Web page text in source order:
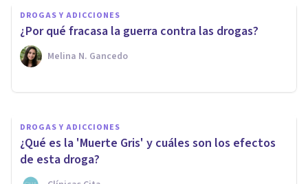
DROGAS Y ADICCIONES
¿Por qué fracasa la guerra contra las drogas?
Melina N. Gancedo
alcohol en Sevilla, sin
ingresarse
DROGAS Y ADICCIONES
¿Qué es la 'Muerte Gris' y cuáles son los efectos
de esta droga?